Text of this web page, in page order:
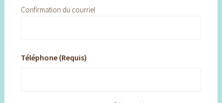
Confirmation du courriel
Téléphone (Requis)